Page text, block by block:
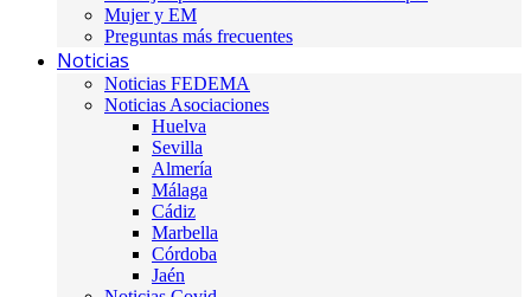
Mujer y EM
Preguntas más frecuentes
Noticias
Noticias FEDEMA
Noticias Asociaciones
Huelva
Sevilla
Almería
Málaga
Cádiz
Marbella
Córdoba
Jaén